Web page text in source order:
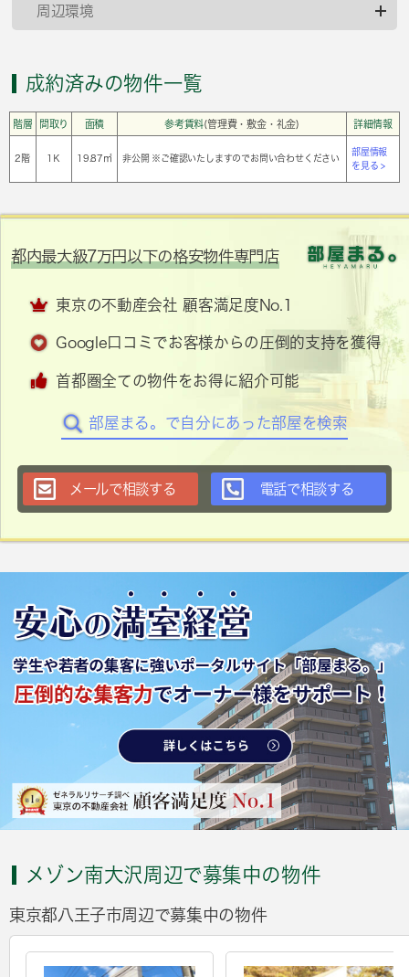
周辺環境
成約済みの物件一覧
階層 間取り 面積 参考賃料(管理費・敷金・礼金) 詳細情報
2階 1Ｋ 19.87㎡ 非公開 ※ご確認いたしますのでお問い合わせください
部屋情報
を見る >
都内最大級7万円以下の格安物件専門店
東京の不動産会社 顧客満足度No.1
Google口コミでお客様からの圧倒的支持を獲得
首都圏全ての物件をお得に紹介可能
部屋まる。で自分にあった部屋を検索
メールで相談する 電話で相談する
メゾン南大沢周辺で募集中の物件
東京都八王子市周辺で募集中の物件